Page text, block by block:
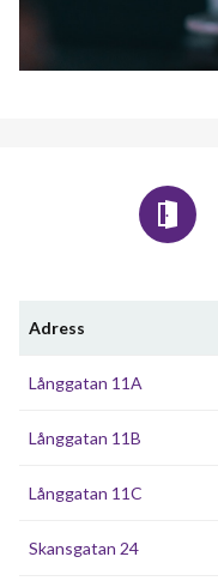
Adress
Långgatan 11A
Långgatan 11B
Långgatan 11C
Skansgatan 24